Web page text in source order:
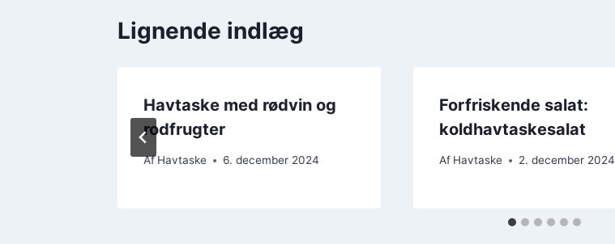
Lignende indlæg
Havtaske med rødvin og
rodfrugter
Af Havtaske 6. december 2024
Forfriskende salat:
koldhavtaskesalat
Af Havtaske 2. december 2024